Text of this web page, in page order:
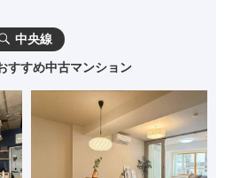
中央線
すすめ中古マンション